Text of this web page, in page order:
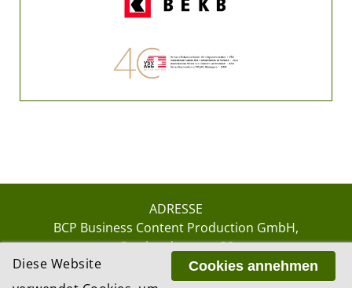
ADRESSE
BCP Business Content Production GmbH
Gotthardstrasse 38
8002 ZürichCookies annehmen
Diese Website